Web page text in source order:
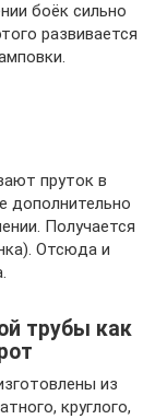
боёк сильно
развивается
пруток в
дополнительно
Получается
Отсюда и
трубы как
из
круглого,